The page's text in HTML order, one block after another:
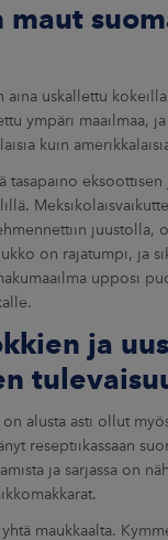
maut
aina uskallettu
ympäri maailmaa,
kuin
tasapaino eksoottisen
juustolla,
on rajatumpi, ja
upposi
ja
alusta asti ollut
reseptiikassaan
ja sarjassa on
maukkaalta.